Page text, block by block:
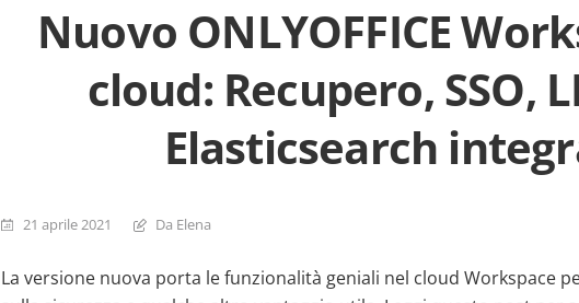
Nuovo ONLYOFFICE
cloud: Recupero, SSO,
Elasticsearch
21 aprile 2021 Da Elena
La versione nuova porta le funzionalità geniali nel cloud Workspace